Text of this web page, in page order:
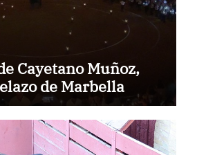
Cayetano Muñoz,
de Marbella